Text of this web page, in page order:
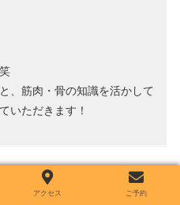
、筋肉・骨の知識を活かして
いただきます！
アクセス ご予約